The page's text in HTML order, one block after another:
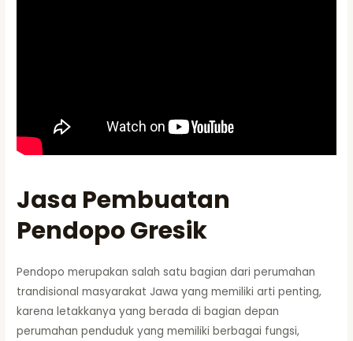
Jasa Pembuatan
Pendopo Gresik
Pendopo merupakan salah satu bagian dari perumahan
trandisional masyarakat Jawa yang memiliki arti penting,
karena letakkanya yang berada di bagian depan
perumahan penduduk yang memiliki berbagai fungsi,